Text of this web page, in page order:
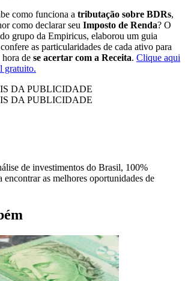
como funciona a tributação sobre BDRs,
como declarar seu Imposto de Renda? O
grupo da Empiricus, elaborou um guia
as particularidades de cada ativo para
hora de se acertar com a Receita. Clique aqui
gratuito.
DA PUBLICIDADE
DA PUBLICIDADE
de investimentos do Brasil, 100%
encontrar as melhores oportunidades de